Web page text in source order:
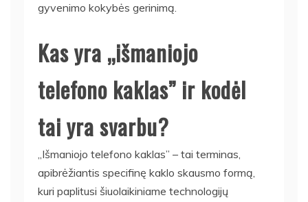
gyvenimo kokybės gerinimą.
Kas yra „išmaniojo
telefono kaklas” ir kodėl
tai yra svarbu?
„Išmaniojo telefono kaklas” – tai terminas,
apibrėžiantis specifinę kaklo skausmo formą,
kuri paplitusi šiuolaikiniame technologijų